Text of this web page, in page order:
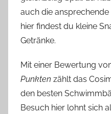
auch die
hier findest du kleine
Getränke.
Mit einer Bewertung
Punkten zählt das
den besten
Besuch hier lohnt sich